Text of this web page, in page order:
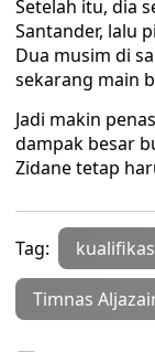
Setelah itu, dia
Santander, lalu
Dua musim di
sekarang main
Jadi makin
dampak besar
Zidane tetap
Tag:
Timnas